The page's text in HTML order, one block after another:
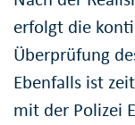
erfolgt die
Überprüfung
Ebenfalls ist
mit der Polizei